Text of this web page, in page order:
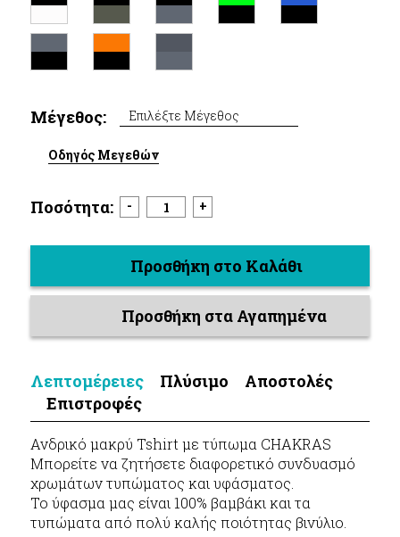
Μέγεθος: Επιλέξτε Μέγεθος
Οδηγός Μεγεθών
Ποσότητα: - +
Προσθήκη στο Καλάθι
Προσθήκη στα Αγαπημένα
Λεπτομέρειες Πλύσιμο
Αποστολές
Επιστροφές
Ανδρικό μακρύ Tshirt με τύπωμα CHAKRAS
Μπορείτε να ζητήσετε διαφορετικό συνδυασμό
χρωμάτων τυπώματος και υφάσματος.
Το ύφασμα μας είναι 100% βαμβάκι και τα
τυπώματα από πολύ καλής ποιότητας βινύλιο.